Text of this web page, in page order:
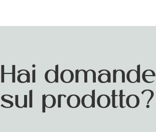
Hai domande
sul prodotto?